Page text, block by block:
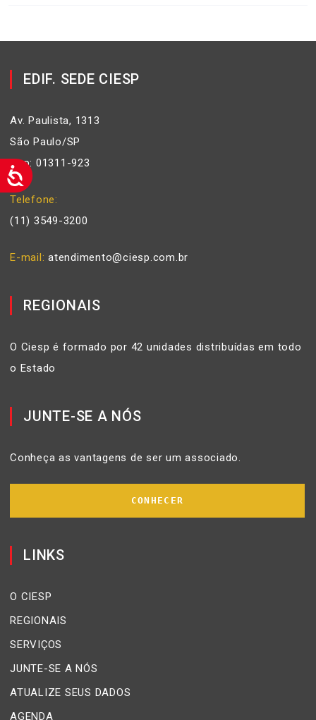
EDIF. SEDE CIESP
Av. Paulista, 1313
São Paulo/SP
Cep: 01311-923
Telefone
(11) 3549-3200
E-mail atendimento@ciesp.com.br
REGIONAIS
O Ciesp é formado por 42 unidades distribuídas em todo
o Estado
JUNTE-SE A NÓS
Conheça as vantagens de ser um associado.
CONHECER
LINKS
O CIESP
REGIONAIS
SERVIÇOS
JUNTE-SE A NÓS
ATUALIZE SEUS DADOS
AGENDA